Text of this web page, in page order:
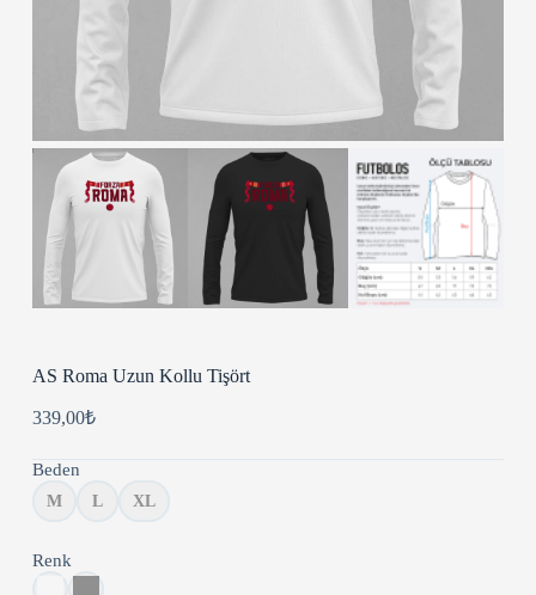
AS Roma Uzun Kollu Tişört
339,00₺
Beden
M L XL
Renk